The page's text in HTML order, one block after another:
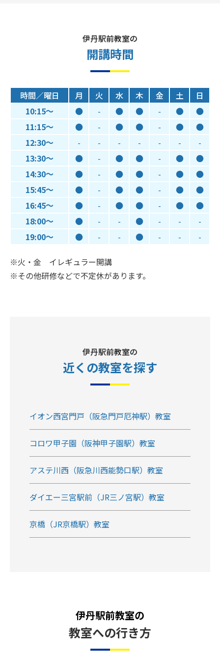
伊丹駅前教室の
開講時間
時間／曜日 月 火 水 木 金 土
日
10:15～
● - ● ● - ●
●
11:15～
● - ● ● - ●
●
12:30～
- - - - - -
-
13:30～
● - ● ● - ●
●
14:30～
● - ● ● - ●
●
15:45～
● - ● ● - ●
●
16:45～
● - ● ● - ●
●
18:00～
● - - ● - -
-
19:00～
● - - ● - - -
※火・金 イレギュラー開講
※その他研修などで不定休があります。
伊丹駅前教室の
近くの教室を探す
イオン西宮門戸（阪急門戸厄神駅）教室
コロワ甲子園（阪神甲子園駅）教室
アステ川西（阪急川西能勢口駅）教室
ダイエー三宮駅前（JR三ノ宮駅）教室
京橋（JR京橋駅）教室
伊丹駅前教室の
教室への行き方